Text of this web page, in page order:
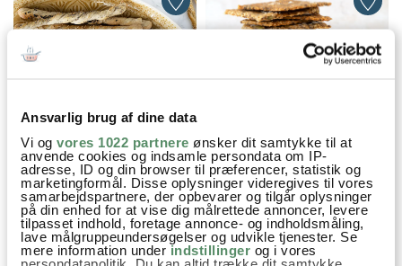
Ansvarlig brug af dine data
Vi og vores 1022 partnere ønsker dit samtykke til at
anvende cookies og indsamle persondata om IP-
adresse, ID og din browser til præferencer, statistik og
marketingformål. Disse oplysninger videregives til vores
samarbejdspartnere, der opbevarer og tilgår oplysninger
på din enhed for at vise dig målrettede annoncer, levere
tilpasset indhold, foretage annonce- og indholdsmåling,
lave målgruppeundersøgelser og udvikle tjenester. Se
mere information underindstillinger og i vores
persondatapolitik. Du kan altid trække dit samtykke
GRISSINI KERNEKNÆKBRØD
Festmad Kiks og knækbrød Opskrifter
Snack før julemiddagen Snacks Tapas Hvedemel